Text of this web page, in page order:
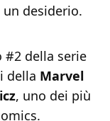
un desiderio.
#2 della serie
della Marvel
, uno dei più